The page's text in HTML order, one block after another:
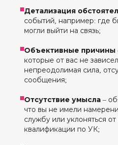
Детализация
событий, например: где
могли выйти на связь;
Объективные причины
которые от вас не
непреодолимая сила,
сообщения;
Отсутствие умысла –
что вы не имели
службу или уклоняться
квалификации по УК;